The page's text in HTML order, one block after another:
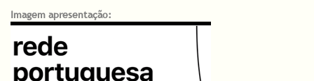
Imagem apresentação: